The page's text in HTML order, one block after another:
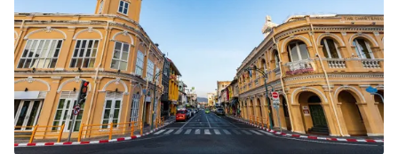
Giải sao mai
Chất lượng cuộc sống
Tuyển sinh
Học trực tuyến
Công nghệ
Hitech Công nghệ tương lai
Sản phẩm
Thị trường
Giao lưu trực tuyến
Lịch phát sóng